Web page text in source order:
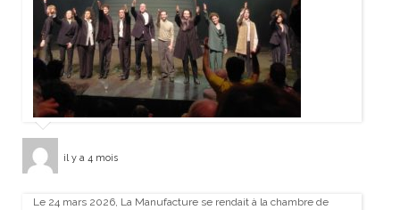
il y a 4 mois
Le 24 mars 2026, La Manufacture se rendait à la chambre de